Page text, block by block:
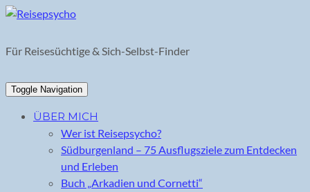
Skip
content
Für Reisesüchtige & Sich-Selbst-Finder
Toggle Navigation
ÜBER MICH
Wer ist Reisepsycho?
Südburgenland – 75 Ausflugsziele zum Entdecken
und Erleben
Buch „Arkadien und Cornetti“